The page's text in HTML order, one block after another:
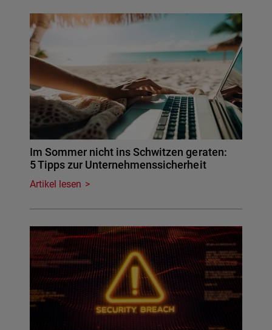
Im Sommer nicht ins Schwitzen geraten:
5 Tipps zur Unternehmenssicherheit
Artikel lesen